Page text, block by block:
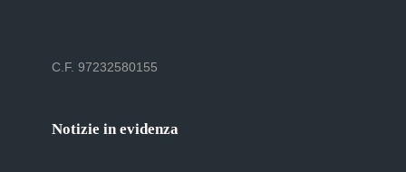
C.F. 97232580155
Notizie in evidenza